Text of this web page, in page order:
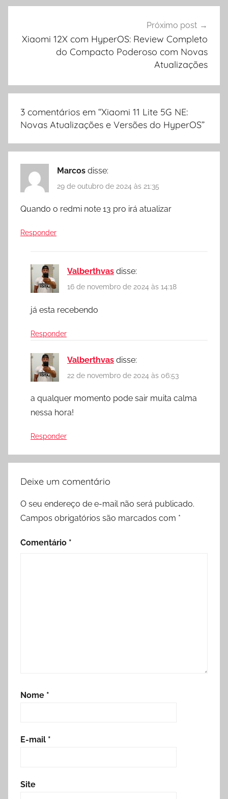
Próximo post
Xiaomi 12X com HyperOS: Review Completo
do Compacto Poderoso com Novas
Atualizações
3 comentários em “Xiaomi 11 Lite 5G NE:
Novas Atualizações e Versões do HyperOS”
Marcos disse:
29 de outubro de 2024 às 21:35
Quando o redmi note 13 pro irá atualizar
Responder
Valberthvas disse:
16 de novembro de 2024 às 14:18
já esta recebendo
Responder
Valberthvas disse:
22 de novembro de 2024 às 06:53
a qualquer momento pode sair muita calma
nessa hora!
Responder
Deixe um comentário
O seu endereço de e-mail não será publicado.
Campos obrigatórios são marcados com *
Comentário *
Nome *
E-mail *
Site